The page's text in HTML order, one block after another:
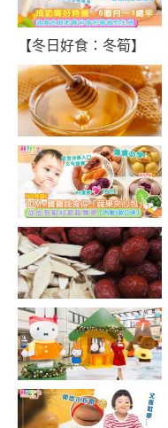
【冬日好食：冬筍】